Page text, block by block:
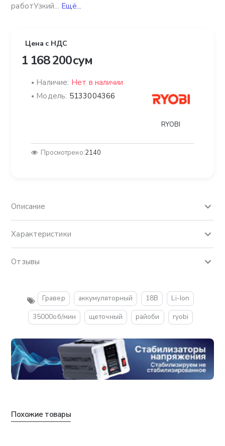
работУзкий... Ещё...
Цена с НДС
1 168 200 сум
Наличие: Нет в наличии
Модель: 5133004366
RYOBI
Просмотрено:2140
Описание
Характеристики
Отзывы
Гравер аккумуляторный 18В
Li-Ion
35000об/мин
щеточный райоби ryobi
Похожие товары